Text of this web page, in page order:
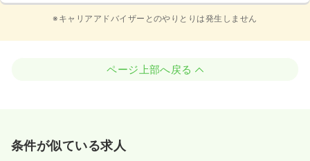
※キャリアアドバイザーとのやりとりは発生しません
ページ上部へ戻る
条件が似ている求人